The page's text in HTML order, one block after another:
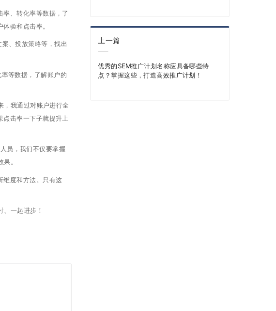
、转化率等数据，了
验和点击率。
、投放策略等，找出
等数据，了解账户的
，我通过对账户进行全
点击率一下子就提升上
员，我们不仅要掌握
。
维度和方法。只有这
一起进步！
上一篇
优秀的SEM推广计划名称应具备哪些特
点？掌握这些，打造高效推广计划！